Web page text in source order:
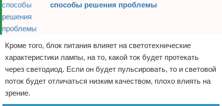
способы решения проблемы
Кроме того, блок питания влияет на светотехнические
характеристики лампы, на то, какой ток будет протекать
через светодиод. Если он будет пульсировать, то и световой
поток будет отличаться низким качеством, плохо влиять на
зрение.